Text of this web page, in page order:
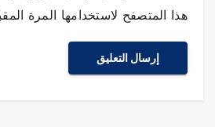
هذا المتصفح لاستخدامها المرة